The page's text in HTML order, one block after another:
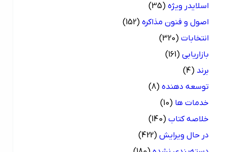
اسلایدر ویژه (35)
اصول و فنون مذاکره (152)
انتخابات (320)
بازاریابی (161)
(4)
توسعه دهنده (8)
خدمات ها (10)
خلاصه کتاب (140)
در حال ویرایش (422)